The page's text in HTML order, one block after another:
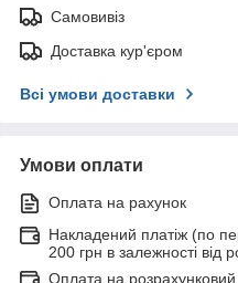
Самовивіз
Доставка кур'єром
Всі умови доставки
Умови оплати
Оплата на рахунок
Накладений платіж (по
200 грн в залежності від
Оплата на